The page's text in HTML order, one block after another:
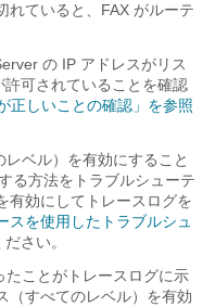
れていると、FAX がルーテ
の IP アドレスがリス
許可されていることを確認
正しいことの確認」を参照
ベル）を有効にすること
る方法をトラブルシューテ
有効にしてトレースログを
スを使用したトラブルシュ
さい。
ことがトレースログに示
（すべてのレベル）を有効